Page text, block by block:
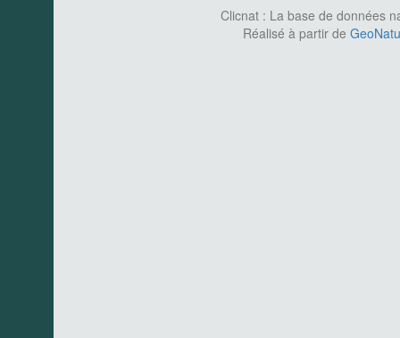
Clicnat : La base de données
Réalisé à partir de